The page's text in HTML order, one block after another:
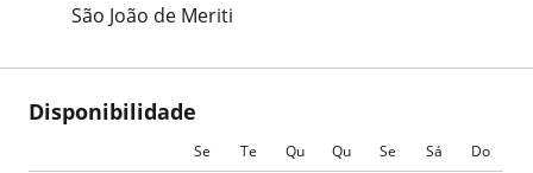
São João de Meriti
Disponibilidade
Se Te Qu Qu Se Sá Do